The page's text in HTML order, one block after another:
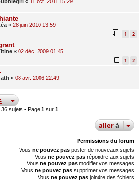
« 11 oct. 2011 15:29
« 28 juin 2010 13:59
1 2
« 02 déc. 2009 01:45
1 2
« 08 avr. 2006 22:49
36 sujets • Page 1 sur 1
allerà
Permissions du forum
Vous ne pouvez pas poster de nouveaux sujets
Vous ne pouvez pas répondre aux sujets
Vous ne pouvez pas modifier vos messages
Vous ne pouvez pas supprimer vos messages
Vous ne pouvez pas joindre des fichiers